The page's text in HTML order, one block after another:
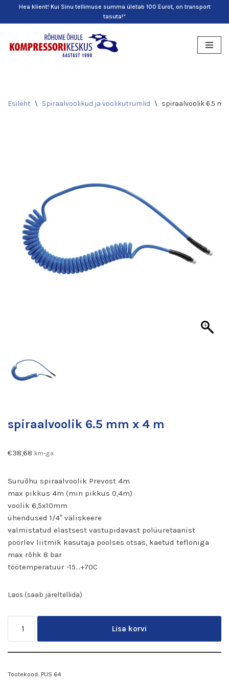
content
Hea klient! Kui Sinu tellimuse summa ületab 100 Eurot, on transport
tasuta!*
Esileht \ Spiraalvoolikud ja voolikutrumlid \ spiraalvoolik 6.5
spiraalvoolik 6.5 mm x 4 m
€38,68 km-ga
Suruõhu spiraalvoolik Prevost 4m
max pikkus 4m (min pikkus 0,4m)
voolik 6,5x10mm
ühendused 1/4″ väliskeere
valmistatud elastsest vastupidavast polüuretaanist
pöörlev liitmik kasutaja poolses otsas, kaetud tefloniga
max rõhk 8 bar
töötemperatuur -15…+70C
Laos (saab järeltellida)
Lisa korvi
Tootekood: PUS 64